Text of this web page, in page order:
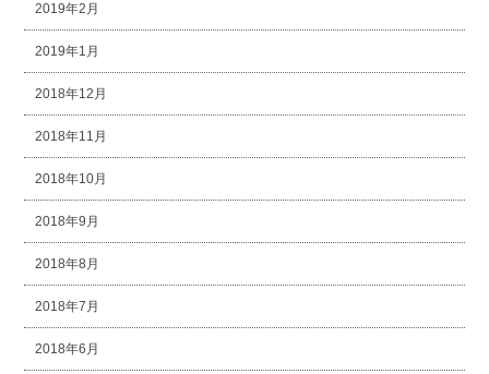
2019年2月
2019年1月
2018年12月
2018年11月
2018年10月
2018年9月
2018年8月
2018年7月
2018年6月